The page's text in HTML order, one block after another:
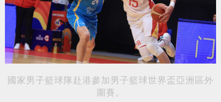
國家男子籃球隊赴港參加男子籃球世界盃亞洲區外
圍賽。